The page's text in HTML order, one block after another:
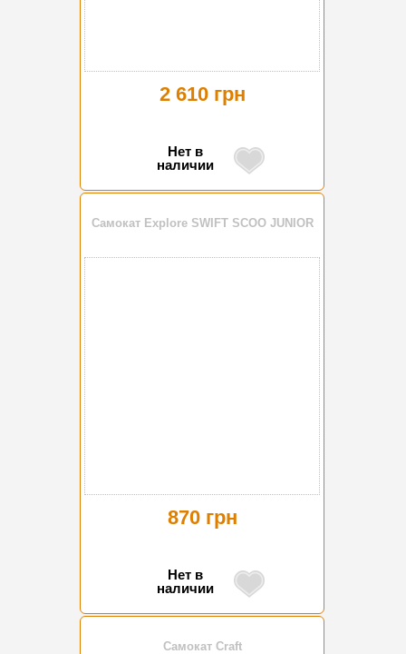
2 610 грн
Нет в
наличии
Самокат Explore SWIFT SCOO JUNIOR
870 грн
Нет в
наличии
Самокат Craft